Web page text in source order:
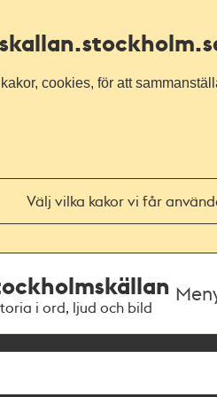
cookies, för att
Välj vilka kakor vi får
i ord, ljud och bild